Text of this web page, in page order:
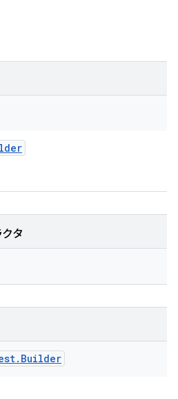
タ
. Builder